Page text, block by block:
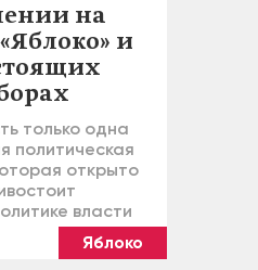
на
и
только одна
политическая
открыто
власти
Яблоко